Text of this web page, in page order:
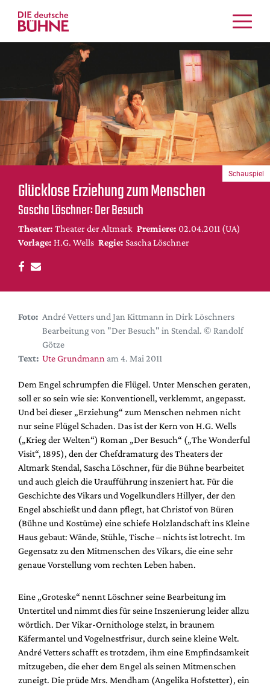
Schauspiel
Musiktheater
Tanz
Crossover
Bühnenwelt
Festivals & Veranstaltungen
Menschen & Theater
Themen
Internationales
Nachrufe
DdB-map
Premierensuche
Festival-Planer
Hefte
Alle Hefte
Leseproben
Podcast
Service
Shop / Abo
Newsletter
Redaktion
Autor:innen
Partner
Mediadaten
Suche
Glücklose Erziehung zum Menschen
Sascha Löschner: Der Besuch
Theater: Theater der Altmark Premiere: 02.04.2011 (UA)
Vorlage: H.G. Wells Regie: Sascha Löschner
Schauspiel
Foto: André Vetters und Jan Kittmann in Dirk Löschners
Bearbeitung von "Der Besuch" in Stendal. © Randolf
Götze
Text: Ute Grundmann am 4. Mai 2011
Dem Engel schrumpfen die Flügel. Unter Menschen geraten,
soll er so sein wie sie: Konventionell, verklemmt, angepasst.
Und bei dieser „Erziehung“ zum Menschen nehmen nicht
nur seine Flügel Schaden. Das ist der Kern von H.G. Wells
(„Krieg der Welten“) Roman „Der Besuch“ („The Wonderful
Visit“, 1895), den der Chefdramaturg des Theaters der
Altmark Stendal, Sascha Löschner, für die Bühne bearbeitet
und auch gleich die Uraufführung inszeniert hat. Für die
Geschichte des Vikars und Vogelkundlers Hillyer, der den
Engel abschießt und dann pflegt, hat Christof von Büren
(Bühne und Kostüme) eine schiefe Holzlandschaft ins Kleine
Haus gebaut: Wände, Stühle, Tische – nichts ist lotrecht. Im
Gegensatz zu den Mitmenschen des Vikars, die eine sehr
genaue Vorstellung vom rechten Leben haben.
Eine „Groteske“ nennt Löschner seine Bearbeitung im
Untertitel und nimmt dies für seine Inszenierung leider allzu
wörtlich. Der Vikar-Ornithologe stelzt, in braunem
Käfermantel und Vogelnestfrisur, durch seine kleine Welt.
André Vetters schafft es trotzdem, ihm eine Empfindsamkeit
mitzugeben, die eher dem Engel als seinen Mitmenschen
zuneigt. Die prüde Mrs. Mendham (Angelika Hofstetter), ein